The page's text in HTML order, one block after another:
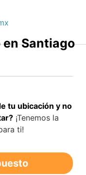
Santiago
tu ubicación y no
¡Tenemos la
ti!